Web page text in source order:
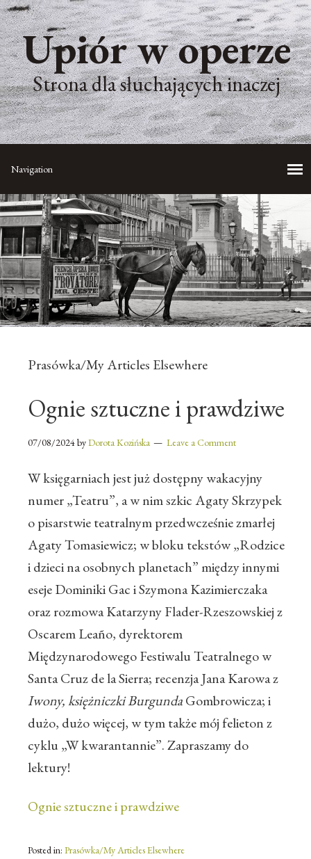
Upiór w operze
Strona dla słuchających inaczej
Prasówka/My Articles Elsewhere
Ognie sztuczne i prawdziwe
07/08/2024byDorota Kozińska Leave a Comment
W księgarniach jest już dostępny wakacyjny
numer „Teatru”, a w nim szkic Agaty Skrzypek
o pisarstwie teatralnym przedwcześnie zmarłej
Agaty Tomasiewicz; w bloku tekstów „Rodzice
i dzieci na osobnych planetach” między innymi
eseje Dominiki Gac i Szymona Kazimierczaka
oraz rozmowa Katarzyny Flader-Rzeszowskiej z
Oscarem Leaño, dyrektorem
Międzynarodowego Festiwalu Teatralnego w
Santa Cruz de la Sierra; recenzja Jana Karowa z
Iwony, księżniczki BurgundaGombrowicza; i
dużo, dużo więcej, w tym także mój felieton z
cyklu „W kwarantannie”. Zapraszamy do
lektury!
Ognie sztuczne i prawdziwe
Posted in: Prasówka/My Articles Elsewhere